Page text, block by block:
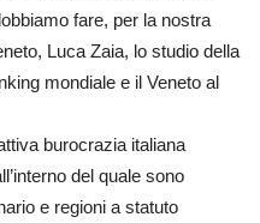
fare, per la nostra
Luca Zaia, lo studio della
mondiale e il Veneto al
burocrazia italiana
del quale sono
e regioni a statuto